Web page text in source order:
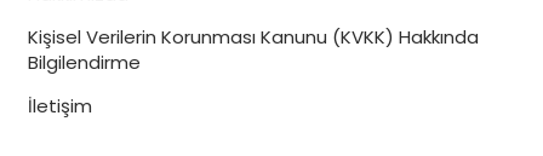
Kişisel Verilerin Korunması Kanunu (KVKK) Hakkında
Bilgilendirme
İletişim